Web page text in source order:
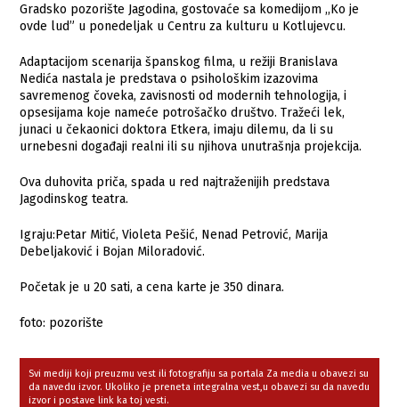
Gradsko pozorište Jagodina, gostovaće sa komedijom ,,Ko je
ovde lud” u ponedeljak u Centru za kulturu u Kotlujevcu.
Adaptacijom scenarija španskog filma, u režiji Branislava
Nedića nastala je predstava o psihološkim izazovima
savremenog čoveka, zavisnosti od modernih tehnologija, i
opsesijama koje nameće potrošačko društvo. Tražeći lek,
junaci u čekaonici doktora Etkera, imaju dilemu, da li su
urnebesni događaji realni ili su njihova unutrašnja projekcija.
Ova duhovita priča, spada u red najtraženijih predstava
Jagodinskog teatra.
Igraju:Petar Mitić, Violeta Pešić, Nenad Petrović, Marija
Debeljaković i Bojan Miloradović.
Početak je u 20 sati, a cena karte je 350 dinara.
foto: pozorište
Svi mediji koji preuzmu vest ili fotografiju sa portala Za media u obavezi su
da navedu izvor. Ukoliko je preneta integralna vest,u obavezi su da navedu
izvor i postave link ka toj vesti.